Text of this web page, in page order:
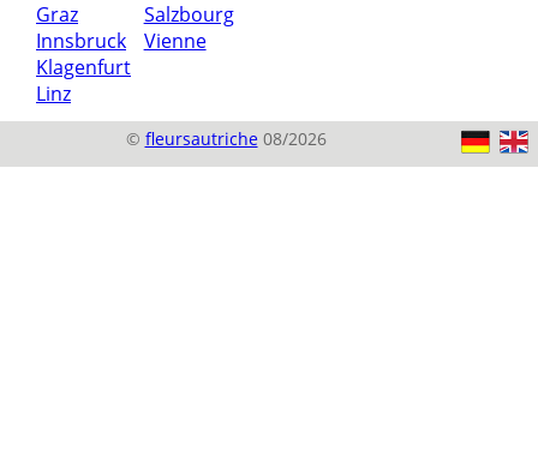
Graz
Innsbruck
Klagenfurt
Linz
Salzbourg
Vienne
© fleursautriche08/2026